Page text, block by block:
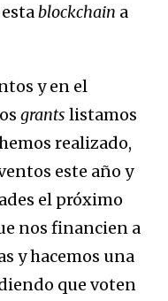
blockchain a
y en el
grants listamos
realizado,
este año y
el próximo
nos financien a
y hacemos una
que voten